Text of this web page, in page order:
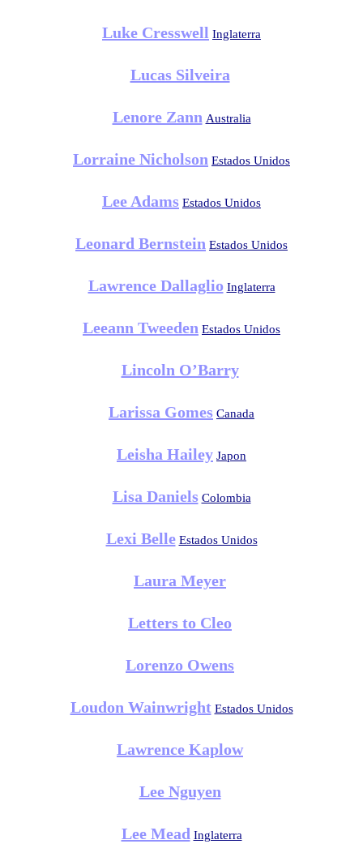
Luke Cresswell Inglaterra
Lucas Silveira
Lenore Zann Australia
Lorraine Nicholson Estados Unidos
Lee Adams Estados Unidos
Leonard Bernstein Estados Unidos
Lawrence Dallaglio Inglaterra
Leeann Tweeden Estados Unidos
Lincoln O’Barry
Larissa Gomes Canada
Leisha Hailey Japon
Lisa Daniels Colombia
Lexi Belle Estados Unidos
Laura Meyer
Letters to Cleo
Lorenzo Owens
Loudon Wainwright Estados Unidos
Lawrence Kaplow
Lee Nguyen
Lee Mead Inglaterra